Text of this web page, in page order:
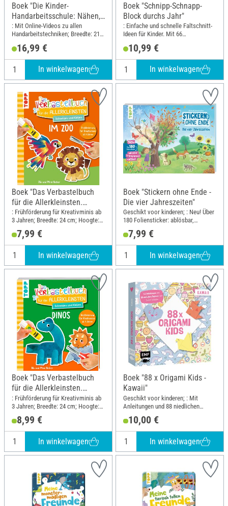
Boek "Die Kinder-
Handarbeitsschule: Nähen,
Stricken, Häkeln, Sticken,
Weben"
: Mit Online-Videos zu allen
Handarbeitstechniken; Breedte: 21
16,99 €
In winkelwagen
Boek "Schnipp-Schnapp-
Block durchs Jahr"
: Einfache und schnelle Faltschnitt-
Ideen für Kinder. Mit 66
Schnittlinien; Breedte: 21 cm;
Hoogte: 21 cm
10,99 €
In winkelwagen
Boek "Das Verbastelbuch
für die Allerkleinsten.
Schneiden und Kleben. Im
Zoo"
: Frühförderung für Kreativminis ab
3 Jahren; Breedte: 24 cm; Hoogte:
27.3 cm
7,99 €
In winkelwagen
Boek "Stickern ohne Ende -
Die vier Jahreszeiten"
Geschikt voor kinderen; : Neu! Über
180 Foliensticker: ablösbar,
transparent, reißfest
7,99 €
In winkelwagen
Boek "Das Verbastelbuch
für die Allerkleinsten.
Schneiden und Kleben.
Dinos"
: Frühförderung für Kreativminis ab
3 Jahren; Breedte: 24 cm; Hoogte:
27.3 cm
8,99 €
In winkelwagen
Boek "88 x Origami Kids -
Kawaii"
Geschikt voor kinderen; : Mit
Anleitungen und 88 niedlichen
Papieren zum Sofort-Loslegen;
Breedte: 20 cm; Hoogte: 20 cm
10,00 €
In winkelwagen